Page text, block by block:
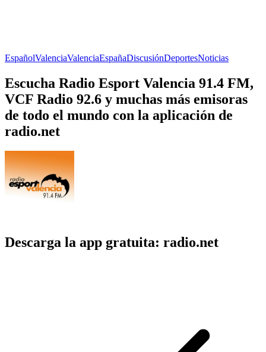
EspañolValenciaValenciaEspañaDiscusiónDeportesNoticias
Escucha Radio Esport Valencia 91.4 FM,
VCF Radio 92.6 y muchas más emisoras
de todo el mundo con la aplicación de
radio.net
Descarga la app gratuita: radio.net